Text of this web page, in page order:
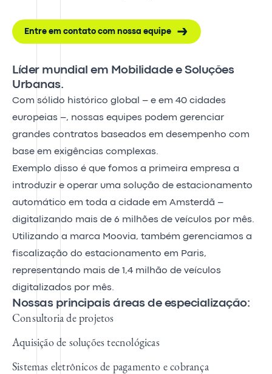
Entre em contato com nossa equipe
Líder mundial em Mobilidade e Soluções
Urbanas.
Com sólido histórico global – e em 40 cidades
europeias –, nossas equipes podem gerenciar
grandes contratos baseados em desempenho com
base em exigências complexas.
Exemplo disso é que fomos a primeira empresa a
introduzir e operar uma solução de estacionamento
automático em toda a cidade em Amsterdã –
digitalizando mais de 6 milhões de veículos por mês.
Utilizando a marca Moovia, também gerenciamos a
fiscalização do estacionamento em Paris,
representando mais de 1,4 milhão de veículos
digitalizados por mês.
Nossas principais áreas de especialização:
Consultoria de projetos
Aquisição de soluções tecnológicas
Sistemas eletrônicos de pagamento e cobrança